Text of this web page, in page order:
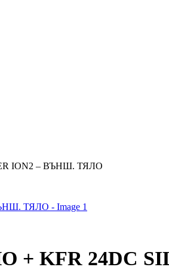
ION2 – ВЪНШ. ТЯЛО
+ KFR 24DC